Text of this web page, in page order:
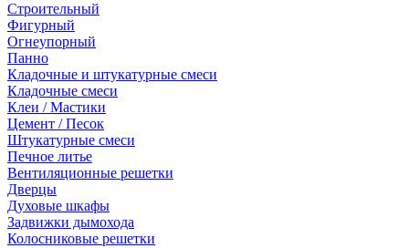
Строительный
Фигурный
Огнеупорный
Панно
Кладочные и штукатурные смеси
Кладочные смеси
Клеи / Мастики
Цемент / Песок
Штукатурные смеси
Печное литье
Вентиляционные решетки
Дверцы
Духовые шкафы
Задвижки дымохода
Колосниковые решетки